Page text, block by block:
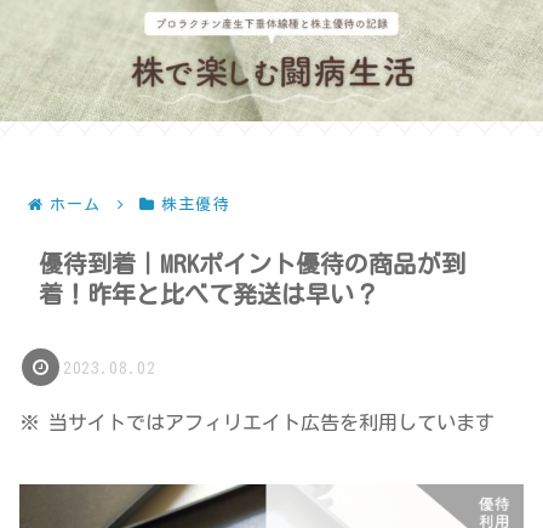
ホーム 株主優待
優待到着｜MRKポイント優待の商品が到
着！昨年と比べて発送は早い？
2023.08.02
※ 当サイトではアフィリエイト広告を利用しています